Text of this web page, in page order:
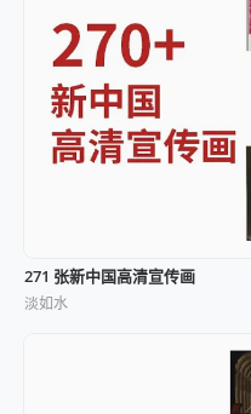
271 张新中国高清宣传画
淡如水